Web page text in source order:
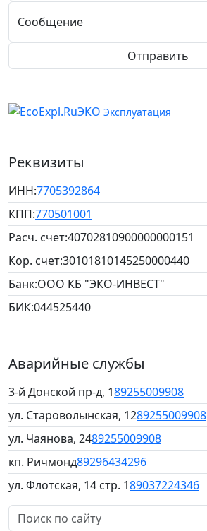
Сообщение
Отправить
ЭКО Эксплуатация
Реквизиты
ИНН:7705392864
КПП:770501001
Расч. счет:40702810900000000151
Кор. счет:30101810145250000440
Банк:ООО КБ "ЭКО-ИНВЕСТ"
БИК:044525440
Аварийные службы
3-й Донской пр-д, 189255009908
ул. Староволынская, 1289255009908
ул. Чаянова, 2489255009908
кп. Ричмонд89296434296
ул. Флотская, 14 стр. 189037224346